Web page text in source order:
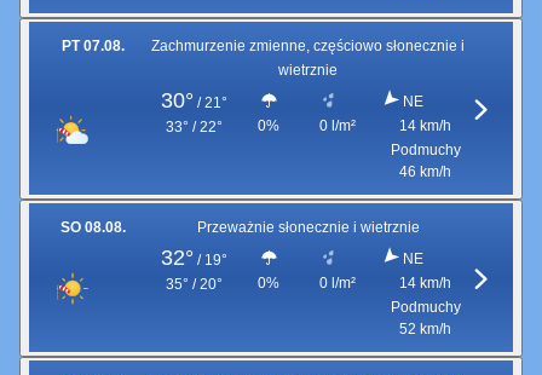
PT 07.08.
Zachmurzenie zmienne, częściowo słonecznie i
wietrznie
30° / 21°
33° / 22°
0% 0 l/m²
NE
14 km/h
Podmuchy
46 km/h
SO 08.08. Przeważnie słonecznie i wietrznie
32° / 19°
35° / 20°
0% 0 l/m²
NE
14 km/h
Podmuchy
52 km/h